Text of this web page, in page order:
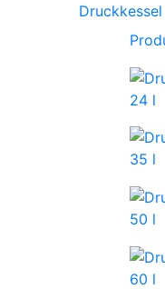
Druckkessel
24 l
35 l
50 l
60 l